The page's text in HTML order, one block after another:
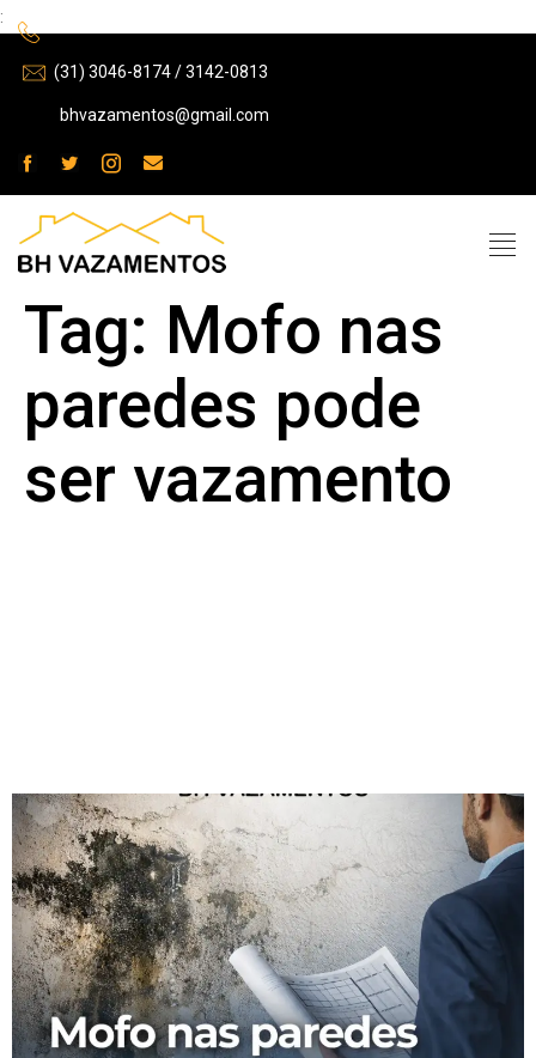
:
(31) 3046-8174 / 3142-0813
bhvazamentos@gmail.com
Tag: Mofo nas
paredes pode
ser vazamento